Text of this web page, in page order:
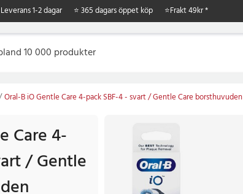
Leverans 1-2 dagar ⭐ 365 dagars öppet köp ⭐Frakt 49kr *
Oral-B iO Gentle Care 4-pack SBF-4 - svart / Gentle Care borsthuvuden
Care 4-
/ Gentle